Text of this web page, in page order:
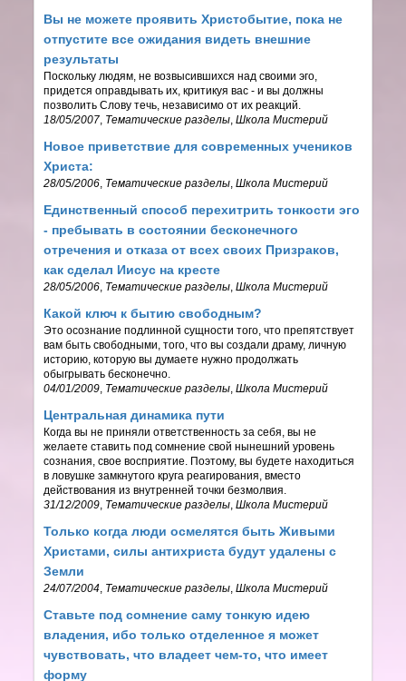
Вы не можете проявить Христобытие, пока не
отпустите все ожидания видеть внешние
результаты
Поскольку людям, не возвысившихся над своими эго,
придется оправдывать их, критикуя вас - и вы должны
позволить Слову течь, независимо от их реакций.
18/05/2007 Тематические разделы ,Школа Мистерий
Новое приветствие для современных учеников
Христа:
28/05/2006 Тематические разделы ,Школа Мистерий
Единственный способ перехитрить тонкости эго
- пребывать в состоянии бесконечного
отречения и отказа от всех своих Призраков,
как сделал Иисус на кресте
28/05/2006 Тематические разделы ,Школа Мистерий
Какой ключ к бытию свободным?
Это осознание подлинной сущности того, что препятствует
вам быть свободными, того, что вы создали драму, личную
историю, которую вы думаете нужно продолжать
обыгрывать бесконечно.
04/01/2009 Тематические разделы ,Школа Мистерий
Центральная динамика пути
Когда вы не приняли ответственность за себя, вы не
желаете ставить под сомнение свой нынешний уровень
сознания, свое восприятие. Поэтому, вы будете находиться
в ловушке замкнутого круга реагирования, вместо
действования из внутренней точки безмолвия.
31/12/2009 Тематические разделы ,Школа Мистерий
Только когда люди осмелятся быть Живыми
Христами, силы антихриста будут удалены с
Земли
24/07/2004 Тематические разделы ,Школа Мистерий
Ставьте под сомнение саму тонкую идею
владения, ибо только отделенное я может
чувствовать, что владеет чем-то, что имеет
форму